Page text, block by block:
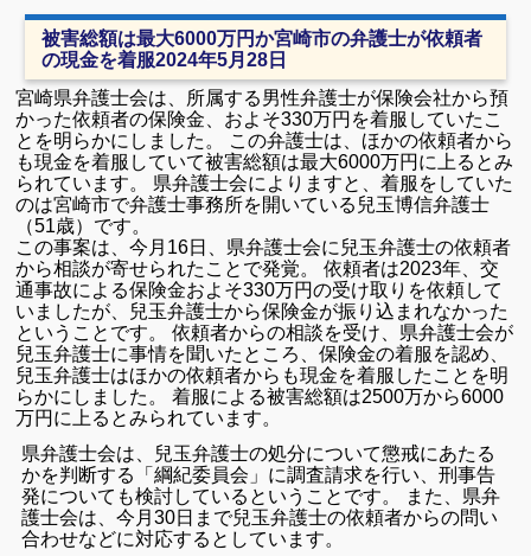
被害総額は最大6000万円か宮崎市の弁護士が依頼者
の現金を着服2024年5月28日
宮崎県弁護士会は、所属する男性弁護士が保険会社から預
かった依頼者の保険金、およそ330万円を着服していたこ
とを明らかにしました。 この弁護士は、ほかの依頼者から
も現金を着服していて被害総額は最大6000万円に上るとみ
られています。 県弁護士会によりますと、着服をしていた
のは宮崎市で弁護士事務所を開いている兒玉博信弁護士
（51歳）です。
この事案は、今月16日、県弁護士会に兒玉弁護士の依頼者
から相談が寄せられたことで発覚。 依頼者は2023年、交
通事故による保険金およそ330万円の受け取りを依頼して
いましたが、兒玉弁護士から保険金が振り込まれなかった
ということです。 依頼者からの相談を受け、県弁護士会が
兒玉弁護士に事情を聞いたところ、保険金の着服を認め、
兒玉弁護士はほかの依頼者からも現金を着服したことを明
らかにしました。 着服による被害総額は2500万から6000
万円に上るとみられています。
県弁護士会は、兒玉弁護士の処分について懲戒にあたる
かを判断する「綱紀委員会」に調査請求を行い、刑事告
発についても検討しているということです。 また、県弁
護士会は、今月30日まで兒玉弁護士の依頼者からの問い
合わせなどに対応するとしています。